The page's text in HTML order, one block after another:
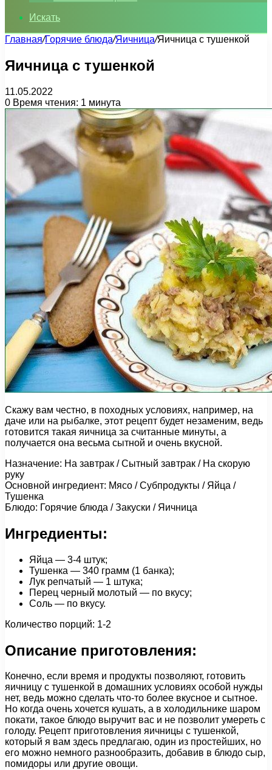
Искать
Главная/Горячие блюда/Яичница/Яичница с тушенкой
Яичница с тушенкой
11.05.2022
0 Время чтения: 1 минута
Скажу вам честно, в походных условиях, например, на
даче или на рыбалке, этот рецепт будет незаменим, ведь
готовится такая яичница за считанные минуты, а
получается она весьма сытной и очень вкусной.
Назначение: На завтрак / Сытный завтрак / На скорую
руку
Основной ингредиент: Мясо / Субпродукты / Яйца /
Тушенка
Блюдо: Горячие блюда / Закуски / Яичница
Ингредиенты:
Яйца — 3-4 штук;
Тушенка — 340 грамм (1 банка);
Лук репчатый — 1 штука;
Перец черный молотый — по вкусу;
Соль — по вкусу.
Количество порций: 1-2
Описание приготовления:
Конечно, если время и продукты позволяют, готовить
яичницу с тушенкой в домашних условиях особой нужды
нет, ведь можно сделать что-то более вкусное и сытное.
Но когда очень хочется кушать, а в холодильнике шаром
покати, такое блюдо выручит вас и не позволит умереть с
голоду. Рецепт приготовления яичницы с тушенкой,
который я вам здесь предлагаю, один из простейших, но
его можно немного разнообразить, добавив в блюдо сыр,
помидоры или другие овощи.